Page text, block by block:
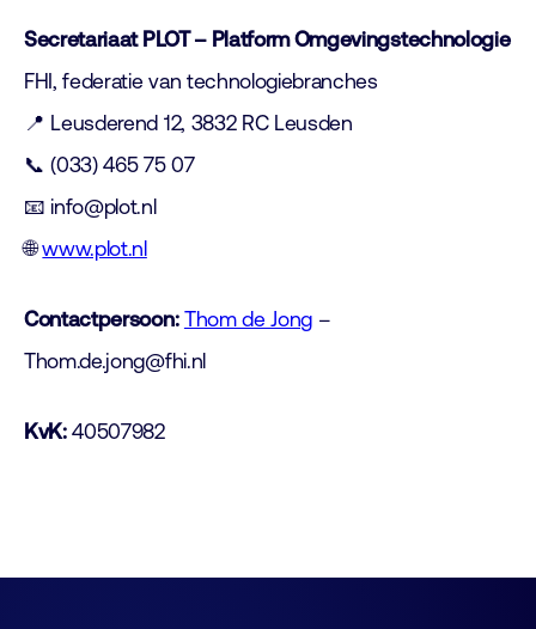
Secretariaat PLOT – Platform Omgevingstechnologie
FHI, federatie van technologiebranches
📍 Leusderend 12, 3832 RC Leusden
📞 (033) 465 75 07
📧 info@plot.nl
🌐www.plot.nl
Contactpersoon: Thom de Jong –
Thom.de.jong@fhi.nl
KvK:40507982